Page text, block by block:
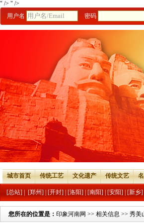
" /> " />
用户名
密码
城市首页 传统工艺 文化遗产 传统文艺
[总站] [郑州] [开封] [洛阳] [南阳] [安阳] [新乡]
您所在的位置是： 印象河南网 >> 相关信息 >> 秀美